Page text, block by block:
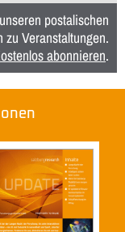
postalischen
zu Veranstaltungen.
abonnieren.